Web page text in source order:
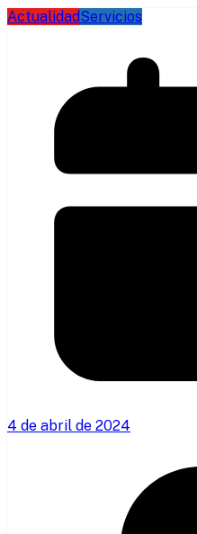
ActualidadServicios
4 de abril de 2024